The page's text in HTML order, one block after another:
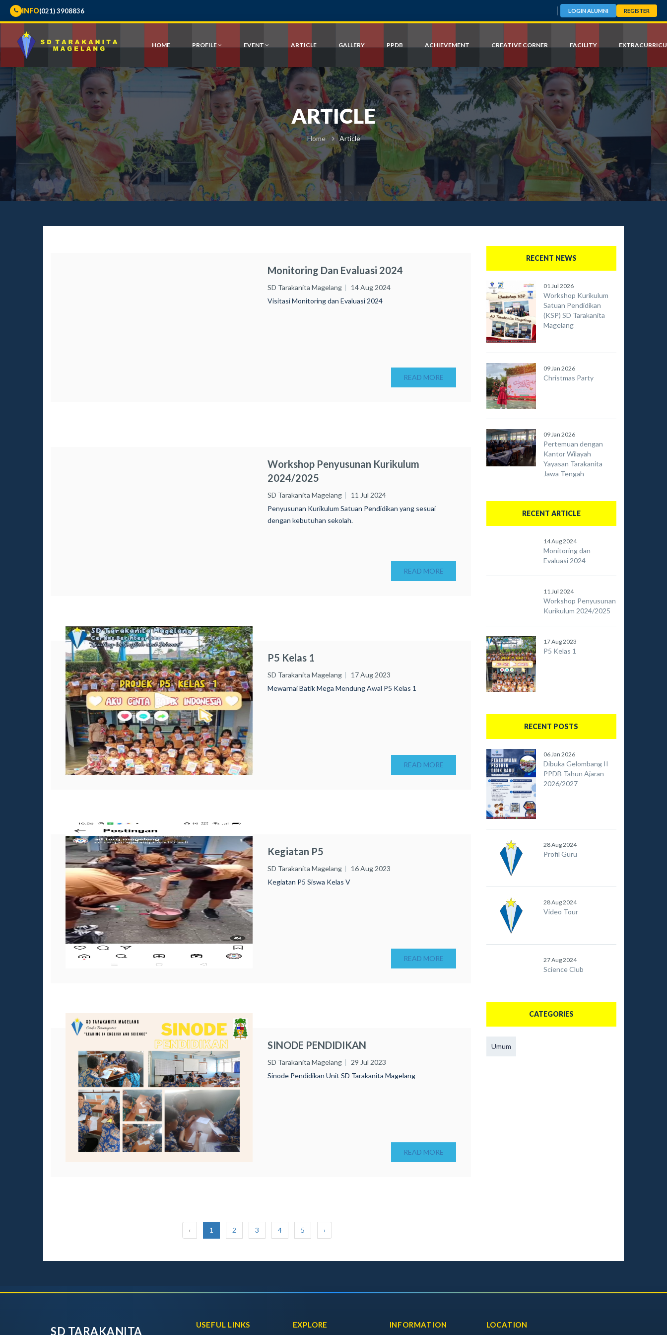
INFO(021) 3908836 LOGIN ALUMNI REGISTER
HOME PROFILE EVENT ARTICLE GALLERY PPDB ACHIEVEMENT CREATIVE CORNER FACILITY
ARTICLE
Home Article
Monitoring Dan Evaluasi 2024
SD Tarakanita Magelang
14 Aug 2024
Visitasi Monitoring dan Evaluasi 2024
READ MORE
Workshop Penyusunan Kurikulum
2024/2025
SD Tarakanita Magelang
11 Jul 2024
Penyusunan Kurikulum Satuan Pendidikan yang sesuai
dengan kebutuhan sekolah.
READ MORE
P5 Kelas 1
SD Tarakanita Magelang
17 Aug 2023
Mewarnai Batik Mega Mendung Awal P5 Kelas 1
READ MORE
Kegiatan P5
SD Tarakanita Magelang
16 Aug 2023
Kegiatan P5 Siswa Kelas V
READ MORE
SINODE PENDIDIKAN
SD Tarakanita Magelang
29 Jul 2023
Sinode Pendidikan Unit SD Tarakanita Magelang
READ MORE
‹ 1 2 3 4 5 ›
RECENT NEWS
01 Jul 2026
Workshop Kurikulum
Satuan Pendidikan
(KSP) SD Tarakanita
Magelang
09 Jan 2026
Christmas Party
09 Jan 2026
Pertemuan dengan
Kantor Wilayah
Yayasan Tarakanita
Jawa Tengah
RECENT ARTICLE
14 Aug 2024
Monitoring dan
Evaluasi 2024
11 Jul 2024
Workshop Penyusunan
Kurikulum 2024/2025
17 Aug 2023
P5 Kelas 1
RECENT POSTS
06 Jan 2026
Dibuka Gelombang II
PPDB Tahun Ajaran
2026/2027
28 Aug 2024
Profil Guru
28 Aug 2024
Video Tour
27 Aug 2024
Science Club
CATEGORIES
Umum
SD TARAKANITA USEFUL LINKS EXPLORE INFORMATION LOCATION